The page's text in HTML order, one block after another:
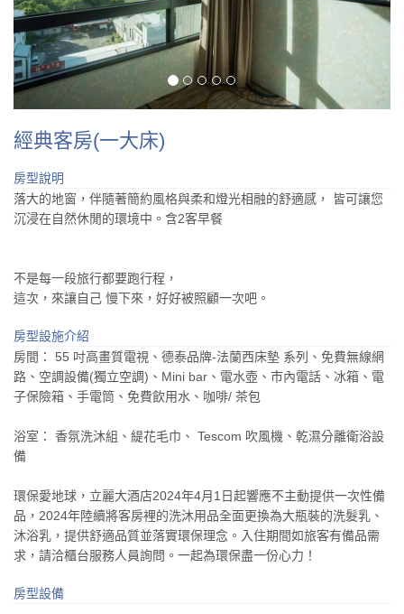
經典客房(一大床)
房型說明
落大的地窗，伴隨著簡約風格與柔和燈光相融的舒適感， 皆可讓您
沉浸在自然休閒的環境中。含2客早餐
不是每一段旅行都要跑行程，
這次，來讓自己 慢下來，好好被照顧一次吧。
房型設施介紹
房間： 55 吋高畫質電視、德泰品牌-法蘭西床墊 系列、免費無線網
路、空調設備(獨立空調)、Mini bar、電水壺、市內電話、冰箱、電
子保險箱、手電筒、免費飲用水、咖啡/ 茶包
浴室： 香氛洗沐組、緹花毛巾、 Tescom 吹風機、乾濕分離衛浴設
備
環保愛地球，立麗大酒店2024年4月1日起響應不主動提供一次性備
品，2024年陸續將客房裡的洗沐用品全面更換為大瓶裝的洗髮乳、
沐浴乳，提供舒適品質並落實環保理念。入住期間如旅客有備品需
求，請洽櫃台服務人員詢問。一起為環保盡一份心力！
房型設備